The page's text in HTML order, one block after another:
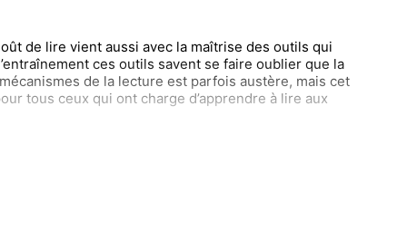
de lire vient aussi avec la maîtrise des outils qui
ces outils savent se faire oublier que la
de la lecture est parfois austère, mais cet
tous ceux qui ont charge d’apprendre à lire aux